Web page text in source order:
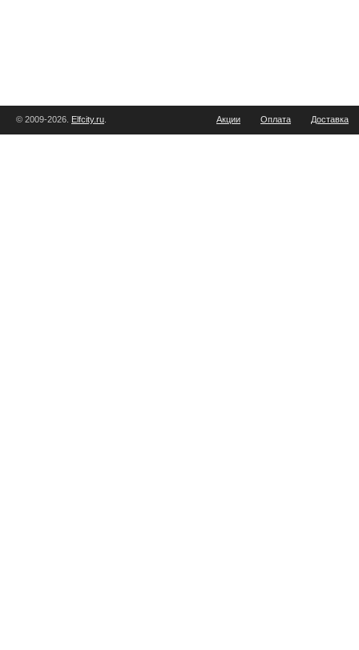
© 2009-2026. Elfcity.ru Акции Оплата Доставка